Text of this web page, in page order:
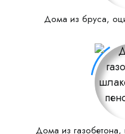
Дома из бруса,
Дома из